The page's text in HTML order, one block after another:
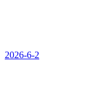
2026-6-2